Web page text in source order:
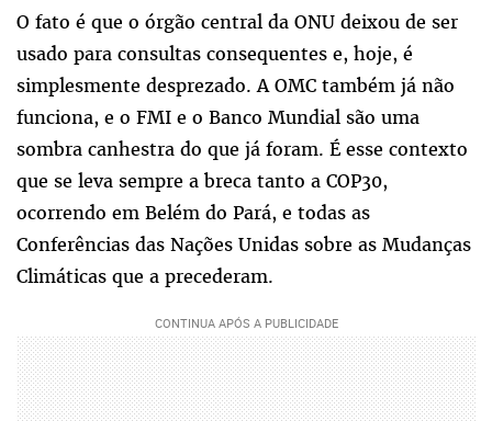
O fato é que o órgão central da ONU deixou de ser
usado para consultas consequentes e, hoje, é
simplesmente desprezado. A OMC também já não
funciona, e o FMI e o Banco Mundial são uma
sombra canhestra do que já foram. É esse contexto
que se leva sempre a breca tanto a COP30,
ocorrendo em Belém do Pará, e todas as
Conferências das Nações Unidas sobre as Mudanças
Climáticas que a precederam.